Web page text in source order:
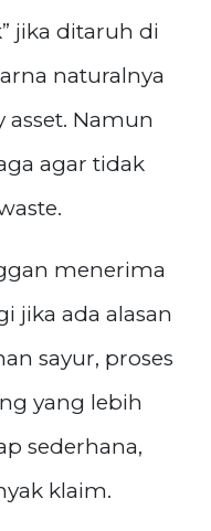
jika ditaruh di
naturalnya
asset. Namun
agar tidak
menerima
jika ada alasan
sayur, proses
yang lebih
sederhana,
klaim.